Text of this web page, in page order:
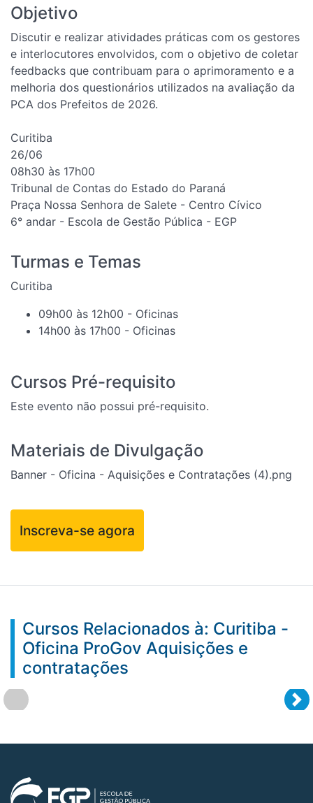
Objetivo
Discutir e realizar atividades práticas com os gestores
e interlocutores envolvidos, com o objetivo de coletar
feedbacks que contribuam para o aprimoramento e a
melhoria dos questionários utilizados na avaliação da
PCA dos Prefeitos de 2026.
Curitiba
26/06
08h30 às 17h00
Tribunal de Contas do Estado do Paraná
Praça Nossa Senhora de Salete - Centro Cívico
6° andar - Escola de Gestão Pública - EGP
Turmas e Temas
Curitiba
09h00 às 12h00 - Oficinas
14h00 às 17h00 - Oficinas
Cursos Pré-requisito
Este evento não possui pré-requisito.
Materiais de Divulgação
Banner - Oficina - Aquisições e Contratações (4).png
Inscreva-se agora
Cursos Relacionados à: Curitiba -
Oficina ProGov Aquisições e
contratações